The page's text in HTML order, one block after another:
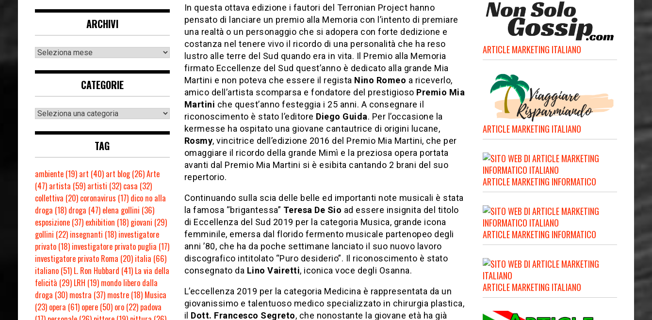
In questa ottava edizione i fautori del Terronian Project hanno
pensato di lanciare un premio alla Memoria con l’intento di premiare
una realtà o un personaggio che si adopera con forte dedizione e
costanza nel tenere vivo il ricordo di una personalità che ha reso
lustro alle terre del Sud quando era in vita. Il Premio alla Memoria
firmato Eccellenze del Sud quest’anno è dedicato alla grande Mia
Martini e non poteva che essere il regista Nino Romeo a riceverlo,
amico dell’artista scomparsa e fondatore del prestigioso Premio Mia
Martini che quest’anno festeggia i 25 anni. A consegnare il
riconoscimento è stato l’editore Diego Guida. Per l’occasione la
kermesse ha ospitato una giovane cantautrice di origini lucane,
Rosmy, vincitrice dell’edizione 2016 del Premio Mia Martini, che per
omaggiare il ricordo della grande Mimì e la preziosa opera portata
avanti dal Premio Mia Martini si è esibita cantando 2 brani del suo
repertorio.
Continuando sulla scia delle belle ed importanti note musicali è stata
la famosa “brigantessa” Teresa De Sio ad essere insignita del titolo
di Eccellenza del Sud 2019 per la categoria Musica, grande icona
femminile, emersa dal florido fermento musicale partenopeo degli
anni ’80, che ha da poche settimane lanciato il suo nuovo lavoro
discografico intitolato “Puro desiderio”. Il riconoscimento è stato
consegnato da Lino Vairetti, iconica voce degli Osanna.
L’eccellenza 2019 per la categoria Medicina è rappresentata da un
giovanissimo e talentuoso medico specializzato in chirurgia plastica,
il Dott. Francesco Segreto, che nonostante la giovane età ha già
ARCHIVI
CATEGORIE
TAG
ambiente (19) art (40) art blog(26)Arte
(47) artista (59) artisti (32) casa (32)
collettiva (20) coronavirus (17) dico no alla
droga (18) droga (47) elena gollini (36)
esposizione (37) exhibition (18) giovani (29)
gollini (22) insegnanti (18) investigatore
privato (18) investigatore privato puglia (17)
investigatore privato Roma (20) italia (66)
italiano (51) L. Ron Hubbard (41) La via della
felicità (29) LRH (19) mondo libero dalla
droga (30) mostra (37) mostre (18) Musica
(23) opera (61) opere (50) oro (22) padova
ARTICLE MARKETING ITALIANO
ARTICLE MARKETING ITALIANO
ARTICLE MARKETING INFORMATICO
ARTICLE MARKETING INFORMATICO
ARTICLE MARKETING ITALIANO